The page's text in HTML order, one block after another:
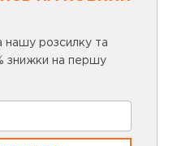
нашу розсилку та
знижки на першу